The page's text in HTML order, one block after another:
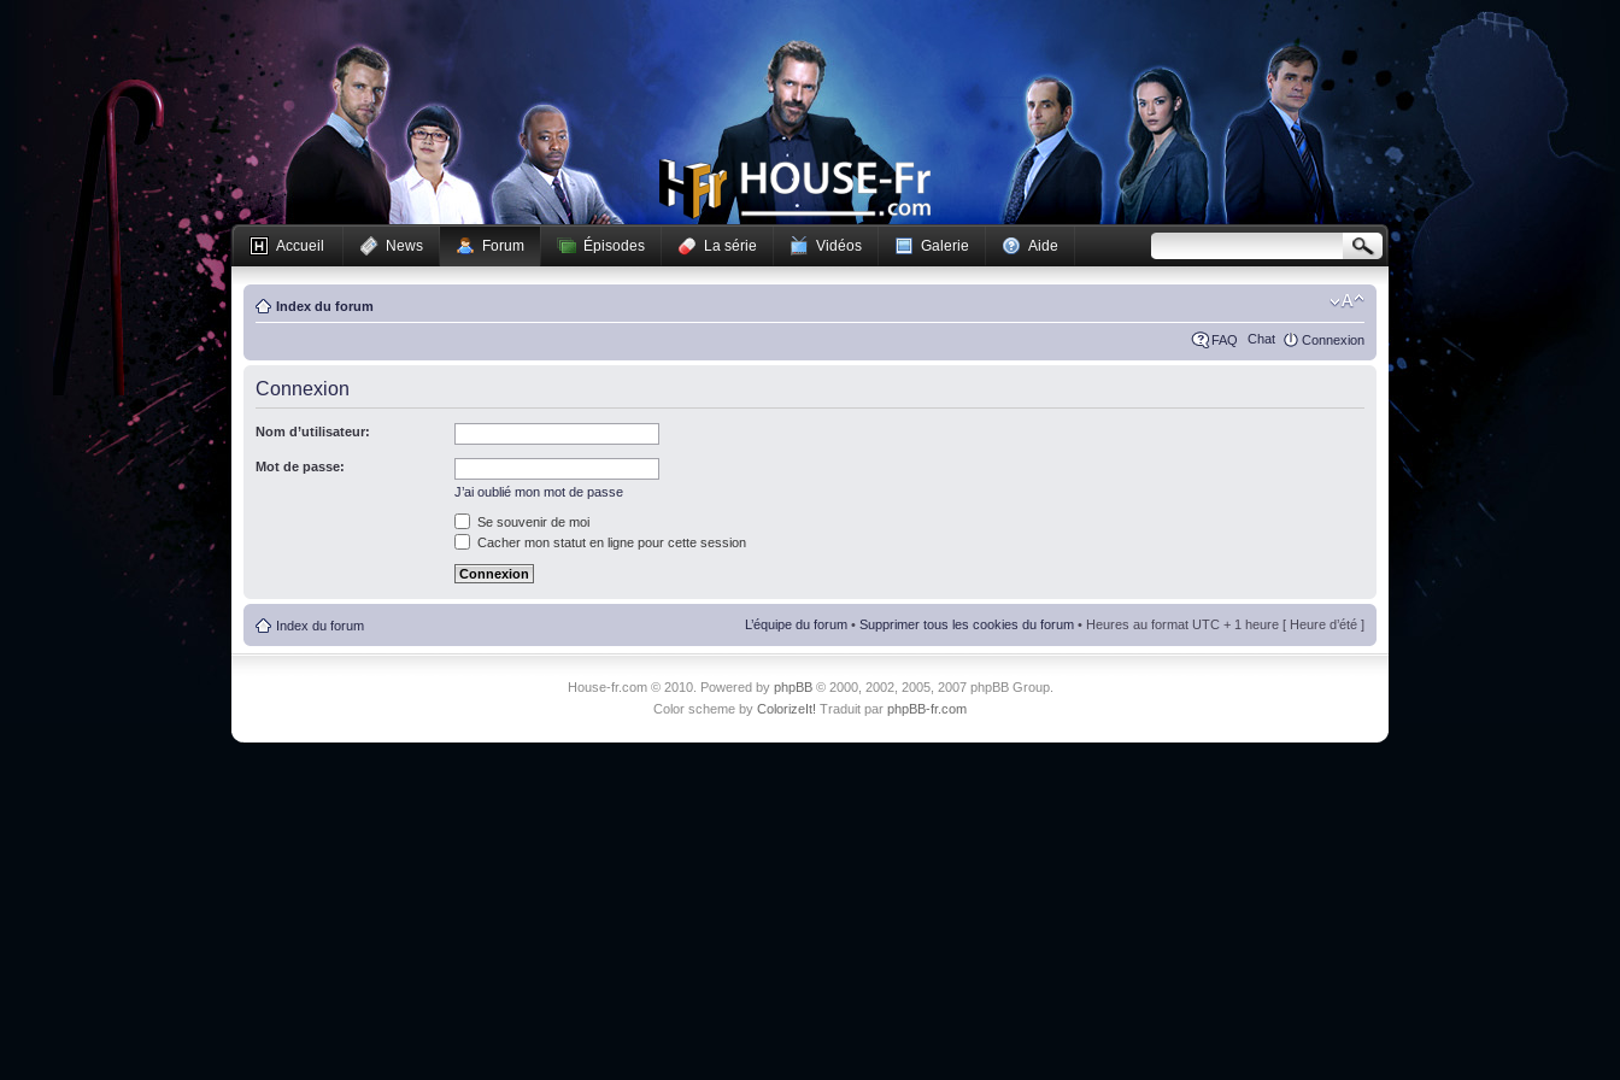
Accueil News Forum Épisodes La série Vidéos Galerie Aide
Index du forum
FAQ Chat Connexion
Connexion
Nom d’utilisateur:
Mot de passe:
J’ai oublié mon mot de passe
Se souvenir de moi
Cacher mon statut en ligne pour cette session
Index du forum L’équipe du forum • Supprimer tous les cookies du forum • Heures au format UTC + 1 heure [ Heure d’été ]
House-fr.com © 2010. Powered by phpBB© 2000, 2002, 2005, 2007 phpBB Group.
Color scheme by ColorizeIt! Traduit par phpBB-fr.com